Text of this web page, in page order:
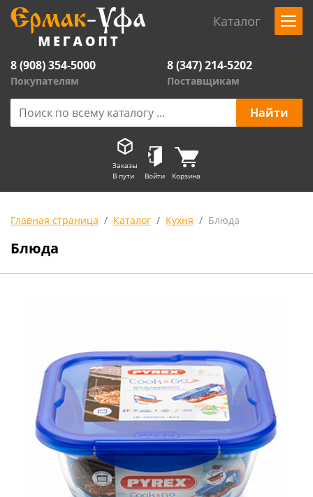
Каталог
8 (908) 354-5000
Покупателям
8 (347) 214-5202
Поставщикам
Заказы
В пути
Войти Корзина
Главная страница Каталог Кухня Блюда
Блюда